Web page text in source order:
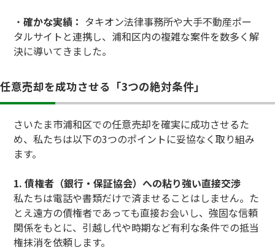
・確かな実績： タキオン法律事務所や大手不動産ポー
タルサイトと連携し、浦和区内の複雑な案件を数多く解
決に導いてきました。
任意売却を成功させる「3つの絶対条件」
さいたま市浦和区での任意売却を確実に成功させるた
め、私たちは以下の3つのポイントに妥協なく取り組み
ます。
1. 債権者（銀行・保証協会）への粘り強い直接交渉
私たちは電話や書類だけで済ませることはしません。た
とえ遠方の債権者であっても直接お会いし、強固な信頼
関係をもとに、引越し代や時期など有利な条件での抵当
権抹消を依頼します。